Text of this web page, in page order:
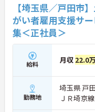
【埼玉県／戸田市
がい者雇用支援サ
集＜正社員＞
給料 月収 22.0
勤務地
埼玉県 戸
ＪＲ埼京